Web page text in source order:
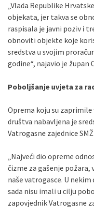
„Vlada Republike
objekata, jer takva se
raspisala je javni poziv i
obnoviti objekte koje
sredstva u svojim
godine“, najavio je župan
Poboljšanje uvjeta za
Oprema koju su
društva nabavljena je
Vatrogasne zajednice SMŽ.
„Najveći dio opreme
čizme za gašenje
naše vatrogasce. U
sada nisu imali u cilju
zapovjednik Vatrogasne